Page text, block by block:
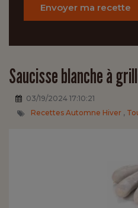
Envoyer ma recette
Saucisse blanche à
03/19/2024 17:10:21
Recettes Automne Hiver ,